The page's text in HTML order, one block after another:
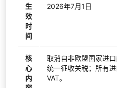
生
效
时
间
2026年7月1日
核
心
内
取消自非欧盟国家进
统一征收关税；所有
VAT。